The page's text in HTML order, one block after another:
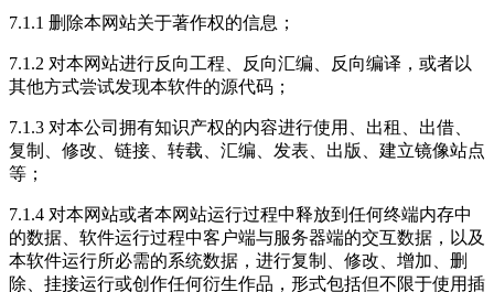
7.1.1 删除本网站关于著作权的信息；
7.1.2 对本网站进行反向工程、反向汇编、反向编译，或者以
其他方式尝试发现本软件的源代码；
7.1.3 对本公司拥有知识产权的内容进行使用、出租、出借、
复制、修改、链接、转载、汇编、发表、出版、建立镜像站点
等；
7.1.4 对本网站或者本网站运行过程中释放到任何终端内存中
的数据、软件运行过程中客户端与服务器端的交互数据，以及
本软件运行所必需的系统数据，进行复制、修改、增加、删
除、挂接运行或创作任何衍生作品，形式包括但不限于使用插